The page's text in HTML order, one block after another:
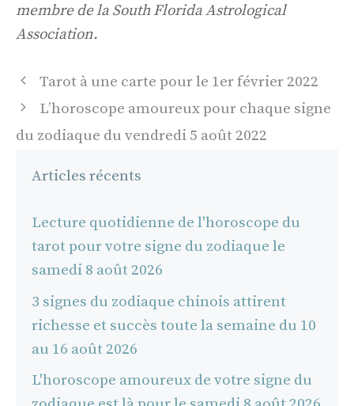
membre de la South Florida Astrological
Association.
Navigation
des
Tarot à une carte pour le 1er février 2022
L’horoscope amoureux pour chaque signe
du zodiaque du vendredi 5 août 2022
Articles récents
Lecture quotidienne de l'horoscope du
tarot pour votre signe du zodiaque le
samedi 8 août 2026
3 signes du zodiaque chinois attirent
richesse et succès toute la semaine du 10
au 16 août 2026
L'horoscope amoureux de votre signe du